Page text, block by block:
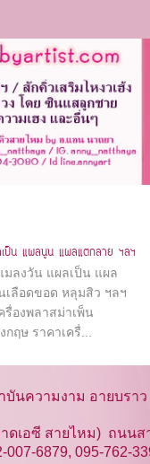
ป็น แผลนูน แผลแตกลาย ฯลฯ
มลงวัน แผลเป็น แผล
ลือดขอด หลุมสิว ฯลฯ
รื่องพลาสม่าเพ็น
กฤษ ราคาเครื่...
บันความงาม อายบรา
ดเอซี สายไหม) ถนน
007-6879, 095-762-